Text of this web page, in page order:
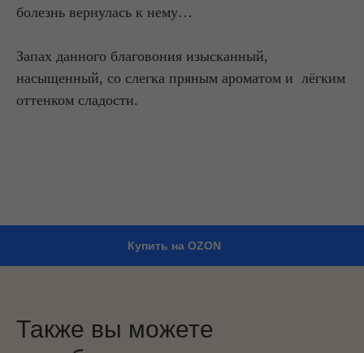
болезнь вернулась к нему…
Запах данного благовония изысканный,
насыщенный, со слегка пряным ароматом и лёгким
оттенком сладости.
Купить на OZON
Также вы можете